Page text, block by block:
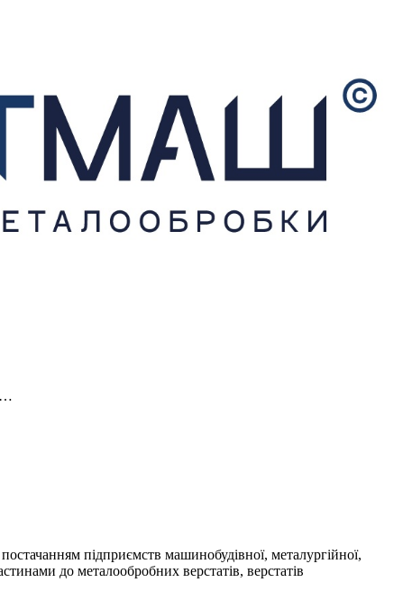
підприємств машинобудівної, металургійної,
до металообробних верстатів, верстатів